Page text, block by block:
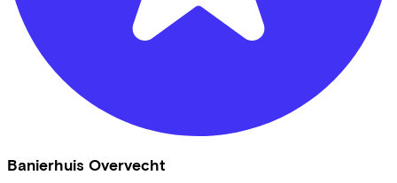
Banierhuis Overvecht